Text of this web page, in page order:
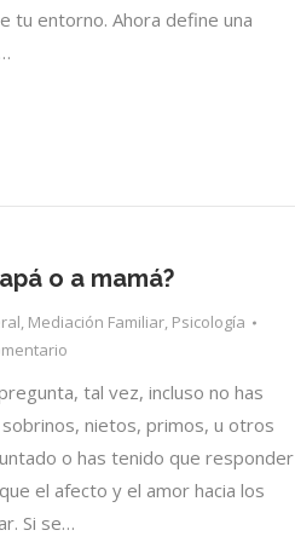
tu entorno. Ahora define una
o a mamá?
, Mediación Familiar, Psicología
tal vez, incluso no has
nietos, primos, u otros
o has tenido que responder
el afecto y el amor hacia los
Si se…